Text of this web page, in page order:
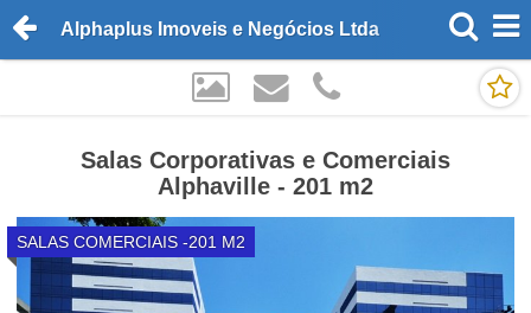
Alphaplus Imoveis e Negócios Ltda
Salas Corporativas e Comerciais
Alphaville - 201 m2
SALAS COMERCIAIS -201 M2